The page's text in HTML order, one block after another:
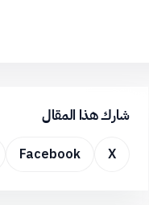
شارك هذا المقال
X
Facebook